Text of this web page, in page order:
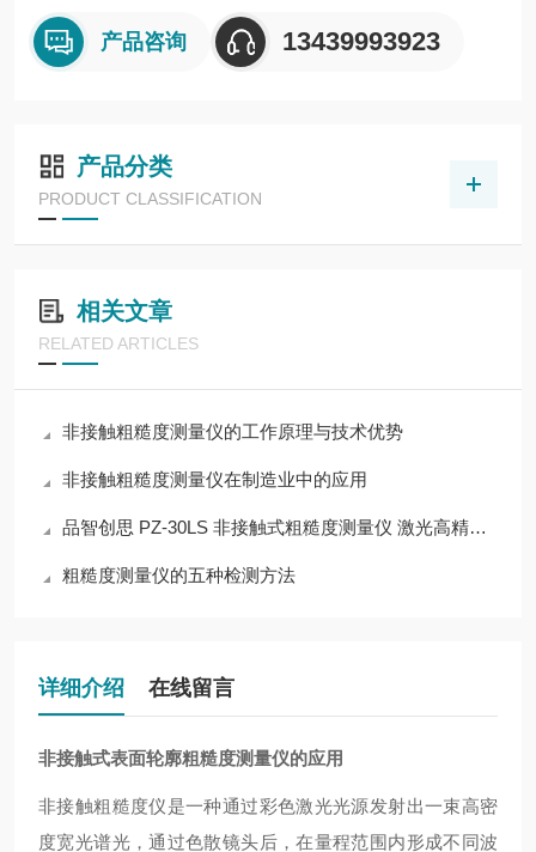
产品咨询 13439993923
产品分类
PRODUCT CLASSIFICATION
相关文章
RELATED ARTICLES
非接触粗糙度测量仪的工作原理与技术优势
非接触粗糙度测量仪在制造业中的应用
品智创思 PZ-30LS 非接触式粗糙度测量仪 激光高精度扫描
粗糙度测量仪的五种检测方法
详细介绍 在线留言
非接触式表面轮廓粗糙度测量仪的应用
非接触粗糙度仪是一种通过彩色激光光源发射出一束高密
度宽光谱光，通过色散镜头后，在量程范围内形成不同波